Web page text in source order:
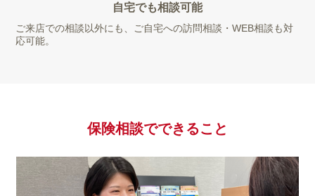
自宅でも相談可能
ご来店での相談以外にも、ご自宅への訪問相談・WEB相談も対
応可能。
保険相談でできること